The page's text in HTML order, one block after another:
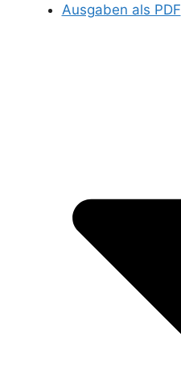
Ausgaben als PDF